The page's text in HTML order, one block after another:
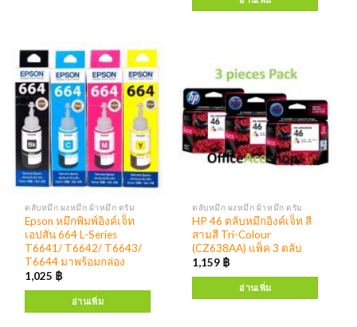
ตลับหมึก ผงหมึก ผ้าหมึก ดรัม
Epson หมึกพิมพ์อิงค์เจ็ท
เอปสัน 664 L-Series
T6641/ T6642/ T6643/
T6644 มาพร้อมกล่อง
1,025 ฿
อ่านเพิ่ม
ตลับหมึก ผงหมึก ผ้าหมึก ดรัม
HP 46 ตลับหมึกอิงค์เจ็ท สี
สามสี Tri-Colour
(CZ638AA) แพ็ค 3 ตลับ
1,159 ฿
อ่านเพิ่ม